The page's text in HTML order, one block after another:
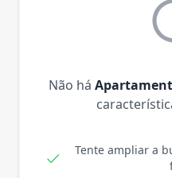
Não há
Tente ampliar a